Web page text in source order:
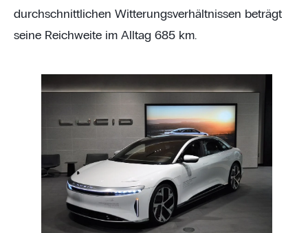
durchschnittlichen Witterungsverhältnissen beträgt
seine Reichweite im Alltag 685 km.